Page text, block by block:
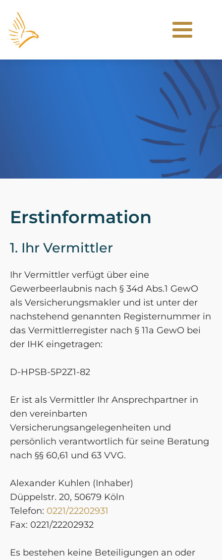
Erstinformation
1. Ihr Vermittler
Ihr Vermittler verfügt über eine
Gewerbeerlaubnis nach § 34d Abs.1 GewO
als Versicherungsmakler und ist unter der
nachstehend genannten Registernummer in
das Vermittlerregister nach § 11a GewO bei
der IHK eingetragen:
D-HPSB-5P2Z1-82
Er ist als Vermittler Ihr Ansprechpartner in
den vereinbarten
Versicherungsangelegenheiten und
persönlich verantwortlich für seine Beratung
nach §§ 60,61 und 63 VVG.
Alexander Kuhlen (Inhaber)
Düppelstr. 20, 50679 Köln
Telefon: 0221/22202931
Fax: 0221/22202932
Es bestehen keine Beteiligungen an oder